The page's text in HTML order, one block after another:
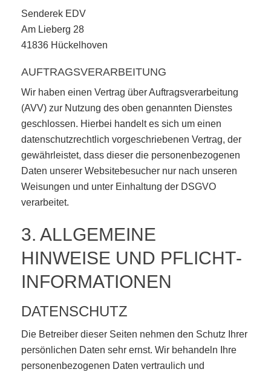
Senderek EDV
Am Lieberg 28
41836 Hückelhoven
AUFTRAGSVERARBEITUNG
Wir haben einen Vertrag über Auftragsverarbeitung
(AVV) zur Nutzung des oben genannten Dienstes
geschlossen. Hierbei handelt es sich um einen
datenschutzrechtlich vorgeschriebenen Vertrag, der
gewährleistet, dass dieser die personenbezogenen
Daten unserer Websitebesucher nur nach unseren
Weisungen und unter Einhaltung der DSGVO
verarbeitet.
3. ALLGEMEINE
HINWEISE UND PFLICHT­
INFORMATIONEN
DATENSCHUTZ
Die Betreiber dieser Seiten nehmen den Schutz Ihrer
persönlichen Daten sehr ernst. Wir behandeln Ihre
personenbezogenen Daten vertraulich und